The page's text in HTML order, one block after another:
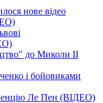
нове відео
до Миколи ІІ
і бойовиками
Ле Пен (ВІДЕО)